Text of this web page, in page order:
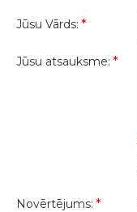
Jūsu Vārds:
Jūsu atsauksme:
Novērtējums: